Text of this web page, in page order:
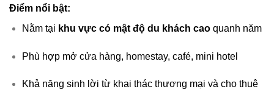
Điểm nổi bật:
Nằm tại khu vực có mật độ du khách caoquanh năm
Phù hợp mở cửa hàng, homestay, café, mini hotel
Khả năng sinh lời từ khai thác thương mại và cho thuê